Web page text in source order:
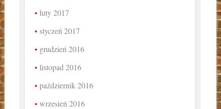
luty 2017
styczeń 2017
grudzień 2016
listopad 2016
październik 2016
wrzesień 2016